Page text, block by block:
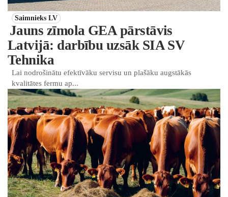
Saimnieks LV
Jauns zīmola GEA pārstāvis
Latvijā: darbību uzsāk SIA SV
Tehnika
Lai nodrošinātu efektīvāku servisu un plašāku augstākās
kvalitātes fermu ap...